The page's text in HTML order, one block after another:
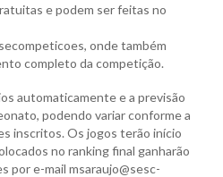
e podem ser feitas no
onde também
completo da competição.
automaticamente e a previsão
podendo variar conforme a
inscritos. Os jogos terão início
no ranking final ganharão
por e-mail msaraujo@sesc-